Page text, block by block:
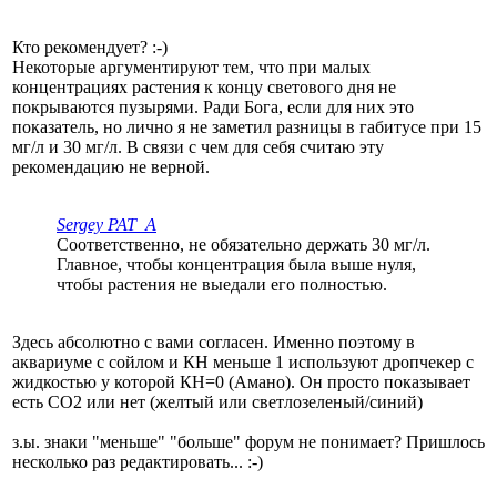
Кто рекомендует? :-)
Некоторые аргументируют тем, что при малых
концентрациях растения к концу светового дня не
покрываются пузырями. Ради Бога, если для них это
показатель, но лично я не заметил разницы в габитусе при 15
мг/л и 30 мг/л. В связи с чем для себя считаю эту
рекомендацию не верной.
Sergey PAT_A
Соответственно, не обязательно держать 30 мг/л.
Главное, чтобы концентрация была выше нуля,
чтобы растения не выедали его полностью.
Здесь абсолютно с вами согласен. Именно поэтому в
аквариуме с сойлом и КН меньше 1 используют дропчекер с
жидкостью у которой КН=0 (Амано). Он просто показывает
есть СО2 или нет (желтый или светлозеленый/синий)
з.ы. знаки "меньше" "больше" форум не понимает? Пришлось
несколько раз редактировать... :-)